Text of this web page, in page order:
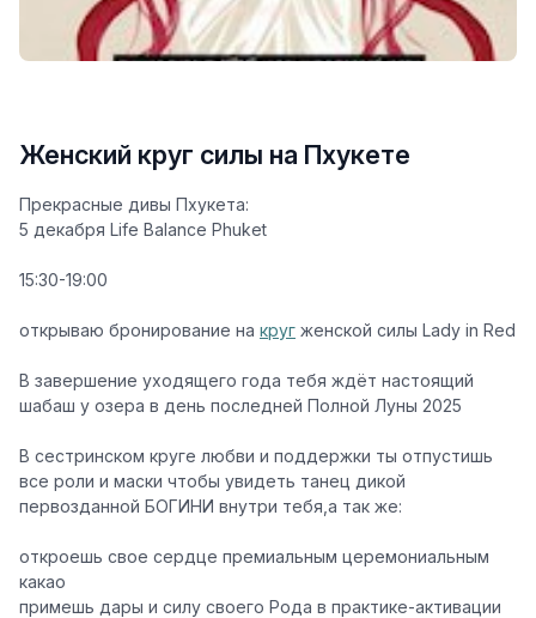
Женский круг силы на Пхукете
Прекрасные дивы Пхукета:
5 декабря Life Balance Phuket
15:30-19:00
открываю бронирование на круг женской силы Lady in Red
В завершение уходящего года тебя ждёт настоящий
шабаш у озера в день последней Полной Луны 2025
В сестринском круге любви и поддержки ты отпустишь
все роли и маски чтобы увидеть танец дикой
первозданной БОГИНИ внутри тебя,а так же:
откроешь свое сердце премиальным церемониальным
какао
примешь дары и силу своего Рода в практике-активации